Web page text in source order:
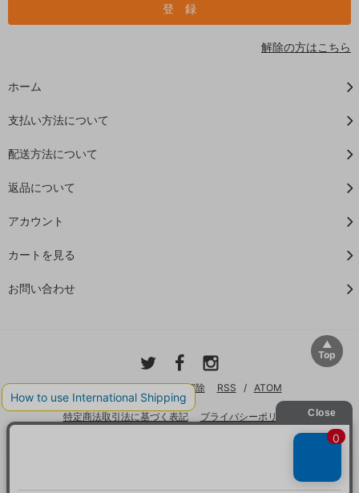
解除の方はこちら
ホーム
支払い方法について
配送方法について
返品について
アカウント
カートを見る
お問い合わせ
ブログ メルマガ登録・解除 RSS / ATOM
特定商法取引法に基づく表記 プライバシーポリシー